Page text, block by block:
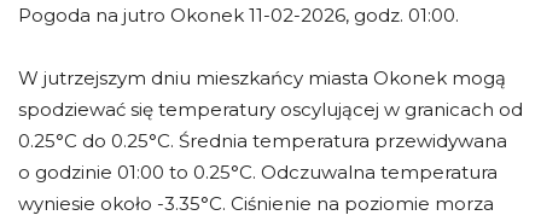
Pogoda na jutro Okonek 11-02-2026, godz. 01:00.
W jutrzejszym dniu mieszkańcy miasta Okonek mogą
spodziewać się temperatury oscylującej w granicach od
0.25°C do 0.25°C. Średnia temperatura przewidywana
o godzinie 01:00 to 0.25°C. Odczuwalna temperatura
wyniesie około -3.35°C. Ciśnienie na poziomie morza